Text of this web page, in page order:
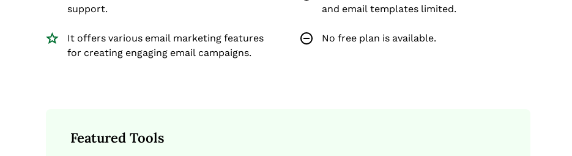
support.
It offers various email marketing features
for creating engaging email campaigns.
and email templates limited.
No free plan is available.
Featured Tools